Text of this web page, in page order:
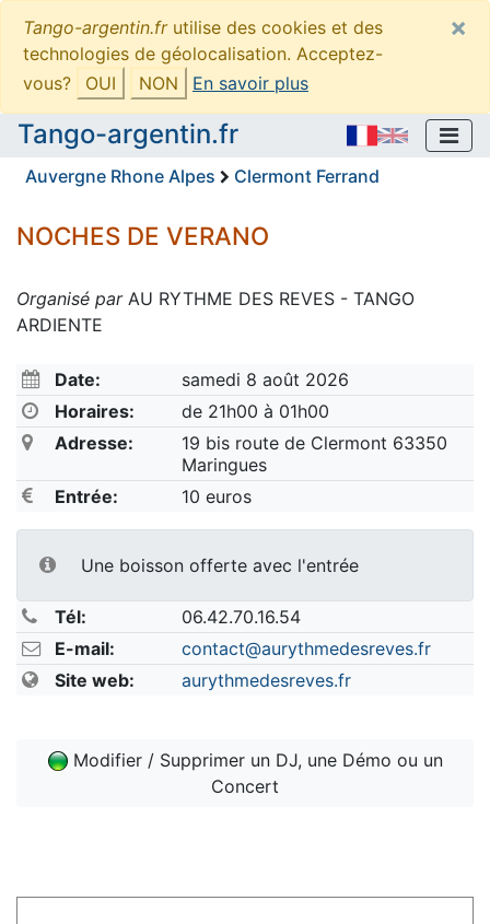
Tango-argentin.frutilise des cookies et des
technologies de géolocalisation. Acceptez-
vous?
OUI NON En savoir plus
×
Tango-argentin.fr
Auvergne Rhone Alpes Clermont Ferrand
NOCHES DE VERANO
Organisé parAU RYTHME DES REVES - TANGO
ARDIENTE
Date:
samedi 8 août 2026
Horaires:
de 21h00 à 01h00
Adresse:
19 bis route de Clermont 63350
Maringues
Entrée:
10 euros
Une boisson offerte avec l'entrée
Tél:
06.42.70.16.54
E-mail:
contact@aurythmedesreves.fr
Site web:
aurythmedesreves.fr
Modifier / Supprimer un DJ, une Démo ou un
Concert